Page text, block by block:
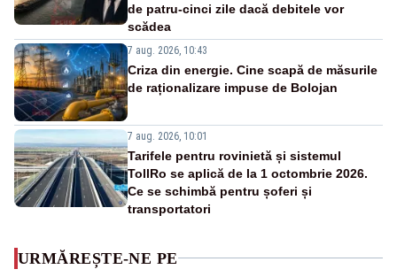
de patru-cinci zile dacă debitele vor
scădea
7 aug. 2026, 10:43
Criza din energie. Cine scapă de măsurile
de raționalizare impuse de Bolojan
7 aug. 2026, 10:01
Tarifele pentru rovinietă și sistemul
TollRo se aplică de la 1 octombrie 2026.
Ce se schimbă pentru șoferi și
transportatori
URMĂREȘTE-NE PE